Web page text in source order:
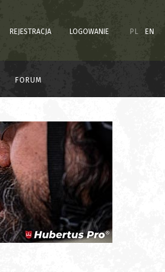
REJESTRACJA LOGOWANIE PL EN
FORUM